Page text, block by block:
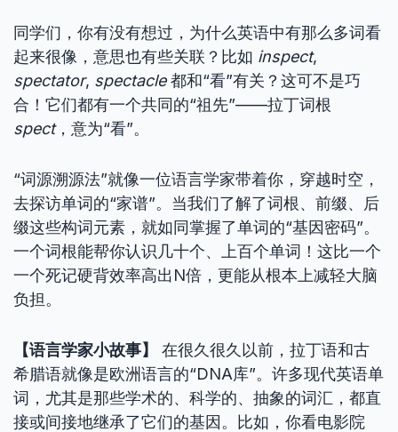
同学们，你有没有想过，为什么英语中有那么多词看
起来很像，意思也有些关联？比如 inspect,
spectator, spectacle都和“看”有关？这可不是巧
合！它们都有一个共同的“祖先”——拉丁词根
spect，意为“看”。
“词源溯源法”就像一位语言学家带着你，穿越时空，
去探访单词的“家谱”。当我们了解了词根、前缀、后
缀这些构词元素，就如同掌握了单词的“基因密码”。
一个词根能帮你认识几十个、上百个单词！这比一个
一个死记硬背效率高出N倍，更能从根本上减轻大脑
负担。
【语言学家小故事】
在很久很久以前，拉丁语和古
希腊语就像是欧洲语言的“DNA库”。许多现代英语单
词，尤其是那些学术的、科学的、抽象的词汇，都直
接或间接地继承了它们的基因。比如，你看电影院